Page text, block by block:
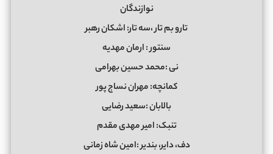
نوازندگان
تارو بم تار ،سه تار: اشکان رهبر
سنتور : ارمان مهدیه
نی :محمد حسین بهرامی
کمانچه: مهران نساج پور
بالابان :سعید رضایی
تنبک: امیر مهدی مقدم
دف، دایر، بندیر :امین شاه زمانی